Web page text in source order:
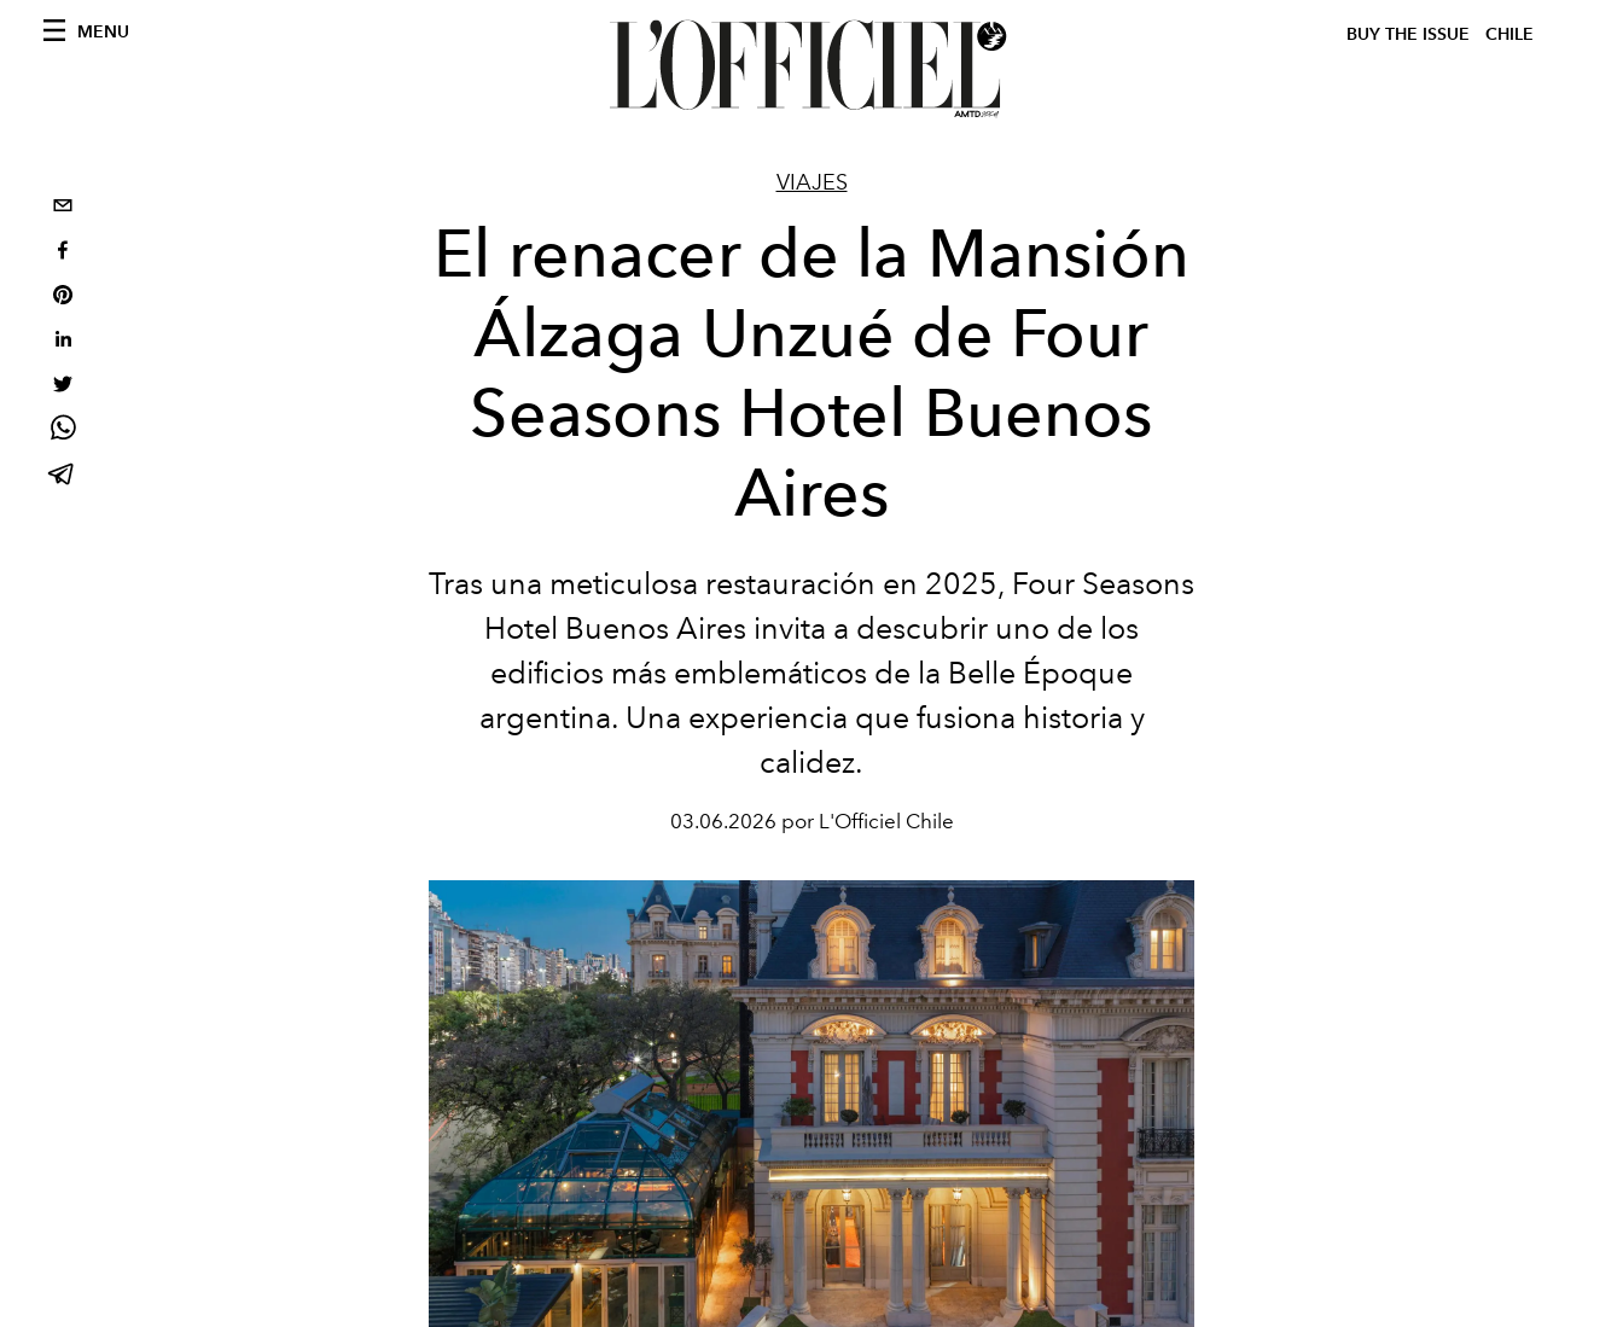
MENU BUY THE ISSUE CHILE
VIAJES
El renacer de la Mansión
Álzaga Unzué de Four
Seasons Hotel Buenos
Aires
Tras una meticulosa restauración en 2025, Four Seasons
Hotel Buenos Aires invita a descubrir uno de los
edificios más emblemáticos de la Belle Époque
argentina. Una experiencia que fusiona historia y
calidez.
03.06.2026 por L'Officiel Chile